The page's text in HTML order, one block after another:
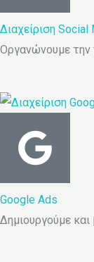
Διαχείριση Social
Οργανώνουμε την
Google Ads
Δημιουργούμε